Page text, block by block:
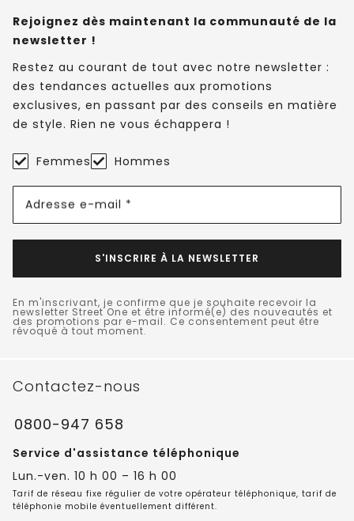
Rejoignez dès maintenant la communauté de la
newsletter !
Restez au courant de tout avec notre newsletter :
des tendances actuelles aux promotions
exclusives, en passant par des conseils en matière
de style. Rien ne vous échappera !
Femmes Hommes
Adresse e-mail *
S'INSCRIRE À LA NEWSLETTER
En m'inscrivant, je confirme que je souhaite recevoir la
newsletter Street One et être informé(e) des nouveautés et
des promotions par e-mail. Ce consentement peut être
révoqué à tout moment.
Contactez-nous
0800-947 658
Service d'assistance téléphonique
Lun.-ven. 10 h 00 – 16 h 00
Tarif de réseau fixe régulier de votre opérateur téléphonique, tarif de
téléphonie mobile éventuellement différent.